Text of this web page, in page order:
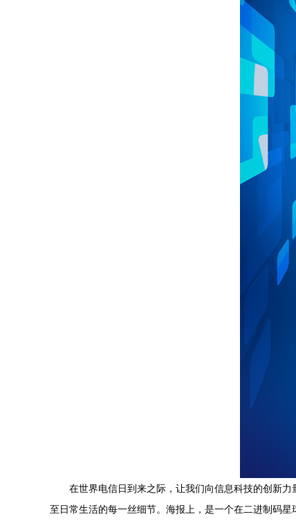
在世界电信日到来之际，让我们向信息科技的创新
至日常生活的每一丝细节。海报上，是一个在二进制码